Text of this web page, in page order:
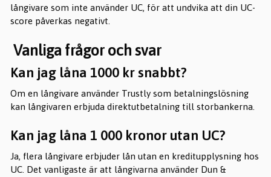
långivare som inte använder UC, för att undvika att din UC-
score påverkas negativt.
Vanliga frågor och svar
Kan jag låna 1000 kr snabbt?
Om en långivare använder Trustly som betalningslösning
kan långivaren erbjuda direktutbetalning till storbankerna.
Kan jag låna 1 000 kronor utan UC?
Ja, flera långivare erbjuder lån utan en kreditupplysning hos
UC. Det vanligaste är att långivarna använder Dun &